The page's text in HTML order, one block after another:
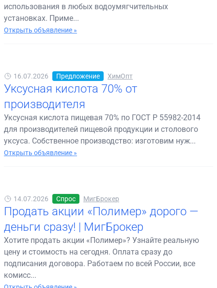
использования в любых водоумягчительных
установках. Приме...
Открыть объявление »
16.07.2026 Предложение ХимОпт
Уксусная кислота 70% от
производителя
Уксусная кислота пищевая 70% по ГОСТ Р 55982-2014
для производителей пищевой продукции и столового
уксуса. Собственное производство: изготовим нуж...
Открыть объявление »
14.07.2026 Спрос МигБрокер
Продать акции «Полимер» дорого —
деньги сразу! | МигБрокер
Хотите продать акции «Полимер»? Узнайте реальную
цену и стоимость на сегодня. Оплата сразу до
подписания договора. Работаем по всей России, все
комисс...